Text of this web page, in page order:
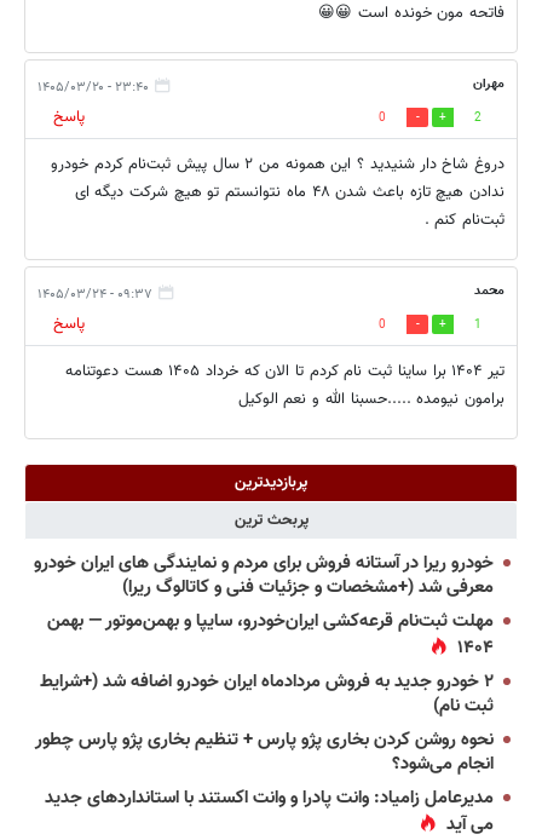
فاتحه مون خونده است 😀😀
مهران ۲۳:۴۰ - ۱۴۰۵/۰۳/۲۰
2
0
پاسخ
دروغ شاخ دار شنیدید ؟ این همونه من ۲ سال پیش ثبت‌نام کردم خودرو
ندادن هیچ تازه باعث شدن ۴۸ ماه نتوانستم تو هیچ شرکت دیگه ای
ثبت‌نام کنم .
محمد ۰۹:۳۷ - ۱۴۰۵/۰۳/۲۴
1
0
پاسخ
تیر ۱۴۰۴ برا ساینا ثبت نام کردم تا الان که خرداد ۱۴۰۵ هست دعوتنامه
برامون نیومده .....حسبنا الله و نعم الوکیل
پربازدیدترین
پربحث ترین
خودرو ریرا در آستانه فروش برای مردم و نمایندگی های ایران خودرو
معرفی شد (+مشخصات و جزئیات فنی و کاتالوگ ریرا)
مهلت ثبت‌نام قرعه‌کشی ایران‌خودرو، سایپا و بهمن‌موتور — بهمن
۱۴۰۴
۲ خودرو جدید به فروش مردادماه ایران خودرو اضافه شد (+شرایط
ثبت نام)
نحوه روشن کردن بخاری پژو پارس + تنظیم بخاری پژو پارس چطور
انجام می‌شود؟
مدیرعامل زامیاد: وانت پادرا و وانت اکستند با استانداردهای جدید
می آید